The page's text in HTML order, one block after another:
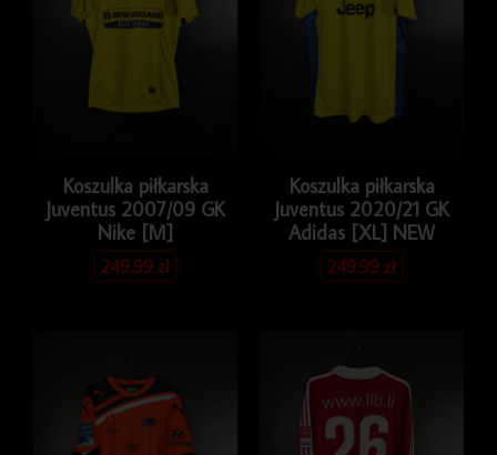
Koszulka piłkarska
Juventus 2007/09 GK
Nike [M]
249.99zł
Koszulka piłkarska
Juventus 2020/21 GK
Adidas [XL] NEW
249.99zł